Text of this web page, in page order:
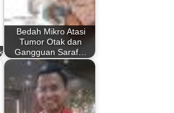
Bedah Mikro Atasi
Tumor Otak dan
Gangguan Saraf…